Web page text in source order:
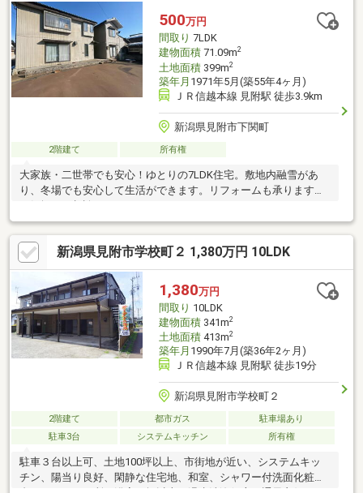
量買主負担、境界線非明示
500万円
間取り 7LDK
建物面積71.09m2
土地面積399m2
築年月 1971年5月(築55年4ヶ月)
ＪＲ信越本線 見附駅 徒歩3.9km
新潟県見附市下関町
2階建て 所有権
大家族・二世帯でも安心！ゆとりの7LDK住宅。敷地内融雪があ
り、冬場でも安心して生活ができます。リフォームも承ります。
新潟県見附市学校町２ 1,380万円 10LDK
1,380万円
間取り 10LDK
建物面積341m2
土地面積413m2
築年月 1990年7月(築36年2ヶ月)
ＪＲ信越本線 見附駅 徒歩19分
新潟県見附市学校町２
2階建て 都市ガス
駐車場あり
駐車3台
システムキッチン 所有権
駐車３台以上可、土地100坪以上、市街地が近い、システムキッ
チン、陽当り良好、閑静な住宅地、和室、シャワー付洗面化粧